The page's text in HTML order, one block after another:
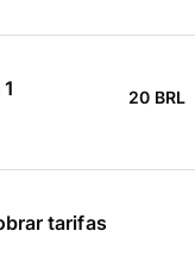
20 BRL
tarifas